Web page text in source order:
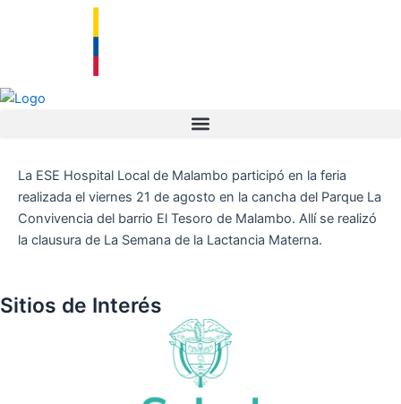
La ESE Hospital Local de Malambo participó en la feria
realizada el viernes 21 de agosto en la cancha del Parque La
Convivencia del barrio El Tesoro de Malambo. Allí se realizó
la clausura de La Semana de la Lactancia Materna.
Sitios de Interés